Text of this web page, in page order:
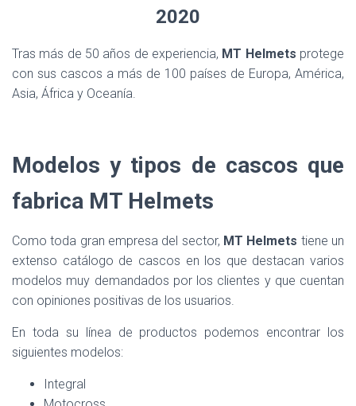
2020
Tras más de 50 años de experiencia, MT Helmets protege
con sus cascos a más de 100 países de Europa, América,
Asia, África y Oceanía.
Modelos y tipos de cascos que
fabrica MT Helmets
Como toda gran empresa del sector, MT Helmets tiene un
extenso catálogo de cascos en los que destacan varios
modelos muy demandados por los clientes y que cuentan
con opiniones positivas de los usuarios.
En toda su línea de productos podemos encontrar los
siguientes modelos:
Integral